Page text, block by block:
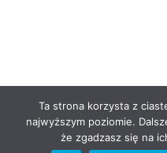
Ta strona korzysta z
najwyższym poziomie.
że zgadzasz się na